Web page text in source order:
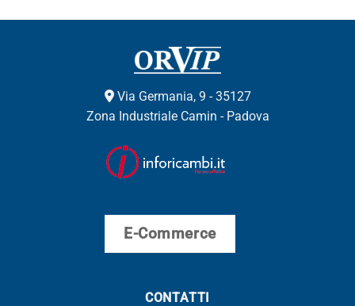
Via Germania, 9 - 35127
Zona Industriale Camin - Padova
E-Commerce
CONTATTI